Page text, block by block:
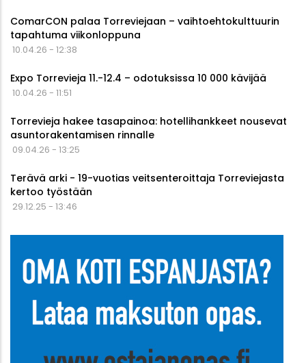
ComarCON palaa Torreviejaan – vaihtoehtokulttuurin
tapahtuma viikonloppuna
10.04.26 - 12:38
Expo Torrevieja 11.-12.4 – odotuksissa 10 000 kävijää
10.04.26 - 11:51
Torrevieja hakee tasapainoa: hotellihankkeet nousevat
asuntorakentamisen rinnalle
09.04.26 - 13:25
Terävä arki - 19-vuotias veitsenteroittaja Torreviejasta
kertoo työstään
29.12.25 - 13:46